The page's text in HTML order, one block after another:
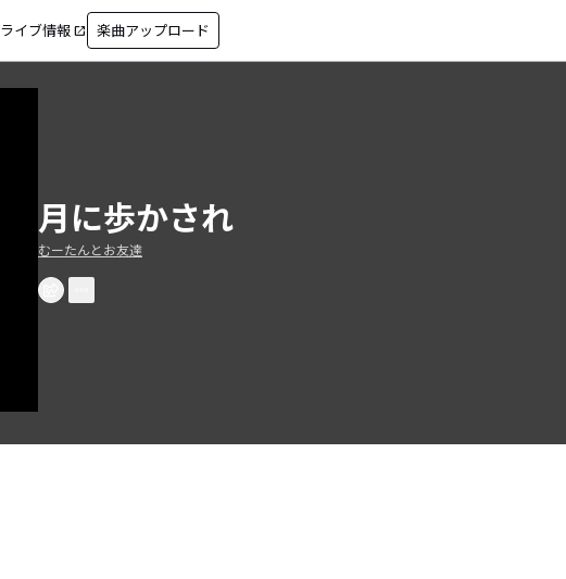
ライブ情報 open_in_new 楽曲アップロード
月に歩かされ
むーたんとお友達